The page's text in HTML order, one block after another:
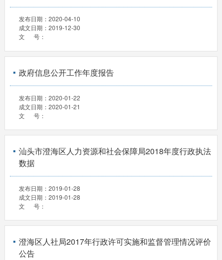
发布日期： 2020-04-10
成文日期： 2019-12-30
文 号：
政府信息公开工作年度报告
发布日期： 2020-01-22
成文日期： 2020-01-21
文 号：
汕头市澄海区人力资源和社会保障局2018年度行政执法
数据
发布日期： 2019-01-28
成文日期： 2019-01-28
文 号：
澄海区人社局2017年行政许可实施和监督管理情况评价
公告